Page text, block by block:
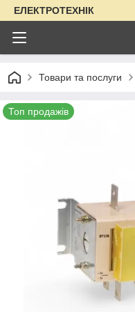
ЕЛЕКТРОТЕХНІК
Товари та послуги
Топ продажів